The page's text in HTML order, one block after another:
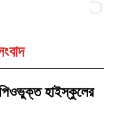
হাইস্কুলের